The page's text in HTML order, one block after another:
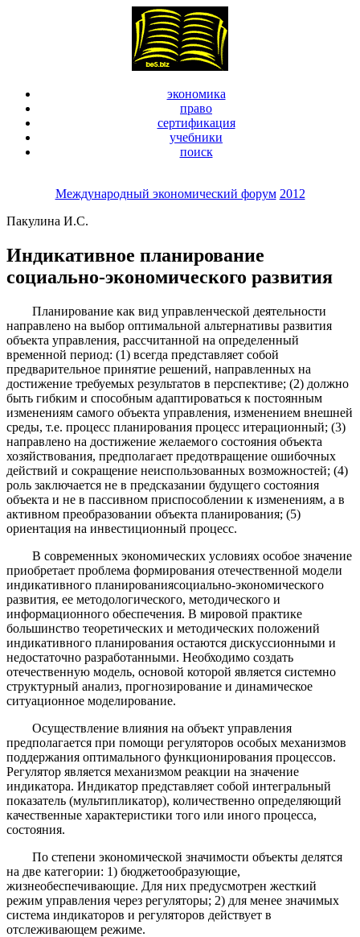
экономика
право
сертификация
учебники
поиск
Международный экономический форум 2012
Пакулина И.С.
Индикативное планирование
социально-экономического развития
Планирование как вид управленческой деятельности
направлено на выбор оптимальной альтернативы развития
объекта управления, рассчитанной на определенный
временной период: (1) всегда представляет собой
предварительное принятие решений, направленных на
достижение требуемых результатов в перспективе; (2) должно
быть гибким и способным адаптироваться к постоянным
изменениям самого объекта управления, изменением внешней
среды, т.е. процесс планирования процесс итерационный; (3)
направлено на достижение желаемого состояния объекта
хозяйствования, предполагает предотвращение ошибочных
действий и сокращение неиспользованных возможностей; (4)
роль заключается не в предсказании будущего состояния
объекта и не в пассивном приспособлении к изменениям, а в
активном преобразовании объекта планирования; (5)
ориентация на инвестиционный процесс.
В современных экономических условиях особое значение
приобретает проблема формирования отечественной модели
индикативного планированиясоциально-экономического
развития, ее методологического, методического и
информационного обеспечения. В мировой практике
большинство теоретических и методических положений
индикативного планирования остаются дискуссионными и
недостаточно разработанными. Необходимо создать
отечественную модель, основой которой является системно
структурный анализ, прогнозирование и динамическое
ситуационное моделирование.
Осуществление влияния на объект управления
предполагается при помощи регуляторов особых механизмов
поддержания оптимального функционирования процессов.
Регулятор является механизмом реакции на значение
индикатора. Индикатор представляет собой интегральный
показатель (мультипликатор), количественно определяющий
качественные характеристики того или иного процесса,
состояния.
По степени экономической значимости объекты делятся
на две категории: 1) бюджетообразующие,
жизнеобеспечивающие. Для них предусмотрен жесткий
режим управления через регуляторы; 2) для менее значимых
система индикаторов и регуляторов действует в
отслеживающем режиме.